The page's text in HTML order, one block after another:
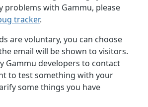
problems with Gammu, please
tracker.
are voluntary, you can choose
email will be shown to visitors.
Gammu developers to contact
to test something with your
some things you have